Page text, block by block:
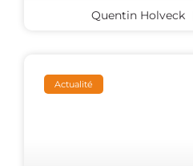
Quentin Holveck
Actualité